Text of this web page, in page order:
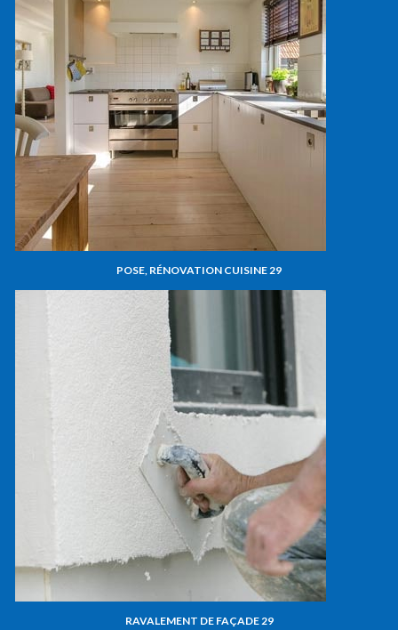
POSE, RÉNOVATION CUISINE 29
RAVALEMENT DE FAÇADE 29